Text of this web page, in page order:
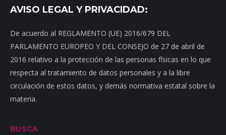
AVISO LEGAL Y PRIVACIDAD:
De acuerdo al REGLAMENTO (UE) 2016/679 DEL
PARLAMENTO EUROPEO Y DEL CONSEJO de 27 de abril de
2016 relativo a la protección de las personas físicas en lo que
respecta al tratamiento de datos personales y a la libre
circulación de estos datos, y demás normativa estatal sobre la
materia.
BUSCA